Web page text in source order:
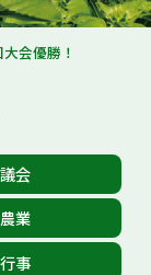
会優勝！
議会
農業
行事